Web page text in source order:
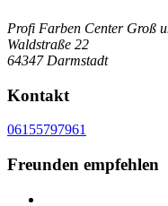
Profi Farben Center Groß
Waldstraße 22
64347 Darmstadt
Kontakt
06155797961
Freunden empfehlen